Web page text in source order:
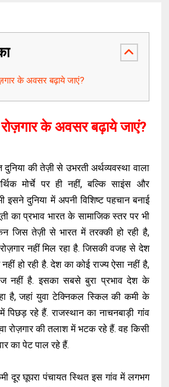
के अवसर बढ़ाये जाएं?
के अवसर बढ़ाये जाएं?
की तेज़ी से उभरती अर्थव्यवस्था वाला
मोर्चे पर ही नहीं, बल्कि साइंस और
इसने दुनिया में अपनी विशिष्ट पहचान बनाई
का प्रभाव भारत के सामाजिक स्तर पर भी
जिस तेज़ी से भारत में तरक्की हो रही है,
नहीं मिल रहा है. जिसकी वजह से देश
हो रही है. देश का कोई राज्य ऐसा नहीं है,
नहीं है. इसका सबसे बुरा प्रभाव देश के
है, जहां युवा टेक्निकल स्किल की कमी के
पिछड़ रहे हैं. राजस्थान का नाचनबाड़ी गांव
रोज़गार की तलाश में भटक रहे हैं. वह किसी
का पेट पाल रहे हैं.
दूर घूघरा पंचायत स्थित इस गांव में लगभग